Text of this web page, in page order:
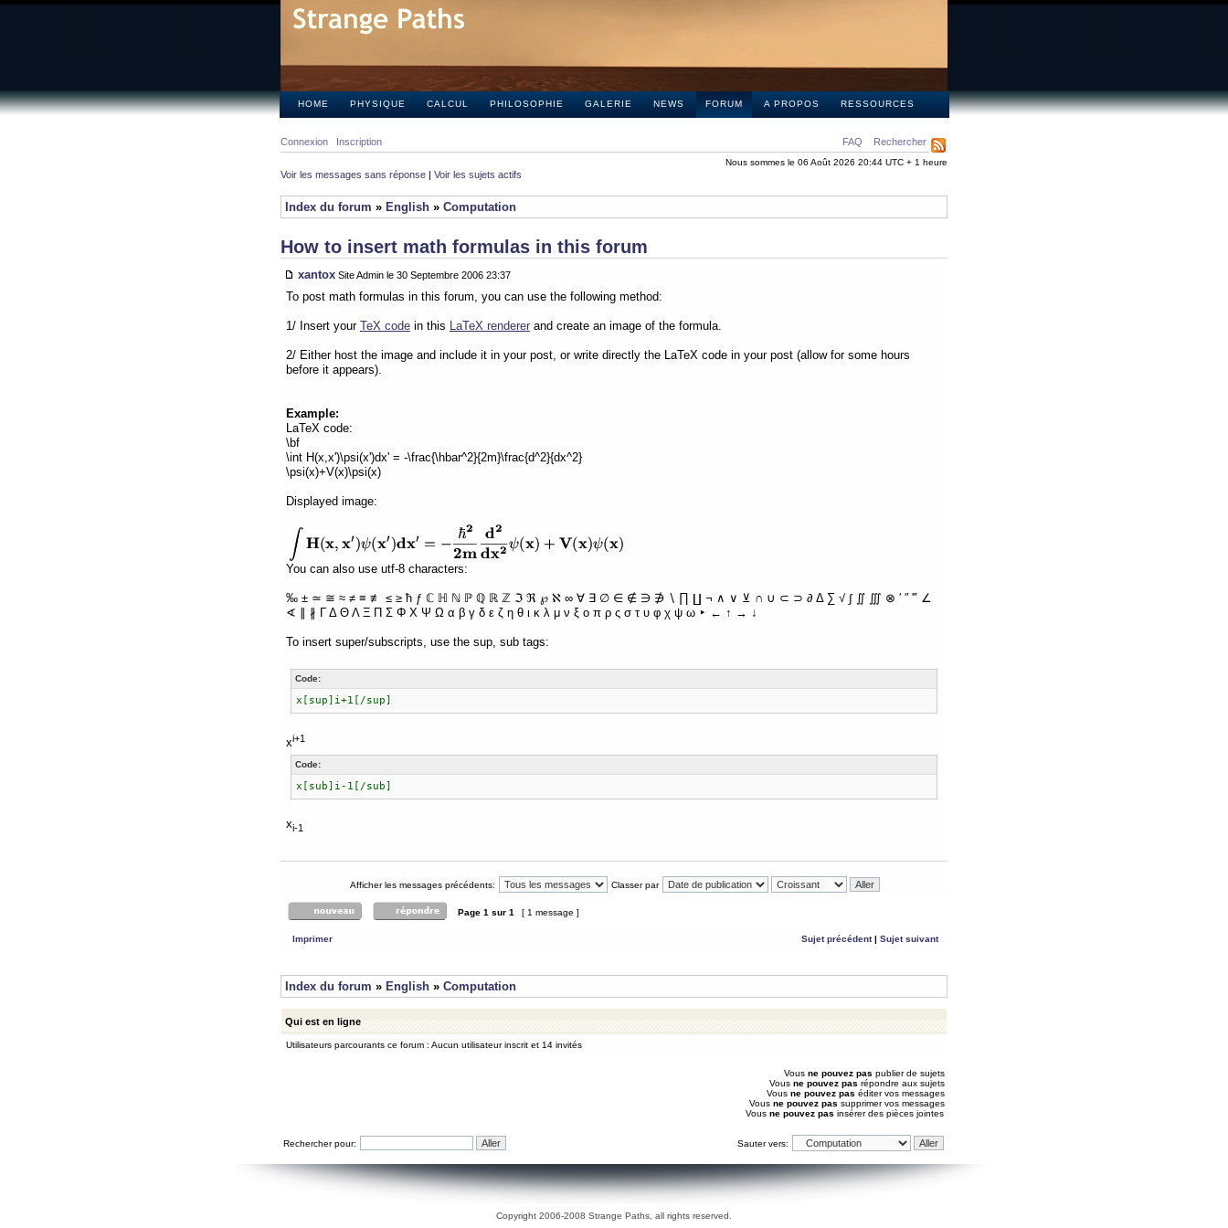
HOME PHYSIQUE CALCUL PHILOSOPHIE GALERIE NEWS FORUM A PROPOS RESSOURCES
FAQ Rechercher
Connexion Inscription
Nous sommes le 06 Août 2026 20:44 UTC + 1 heure
Voir les messages sans réponse | Voir les sujets actifs
Index du forum » English » Computation
How to insert math formulas in this forum
xantox Site Admin le 30 Septembre 2006 23:37
To post math formulas in this forum, you can use the following method:
1/ Insert your TeX code in this LaTeX renderer and create an image of the formula.
2/ Either host the image and include it in your post, or write directly the LaTeX code in your post (allow for some hours
before it appears).
Example:
LaTeX code:
\bf
\int H(x,x')\psi(x')dx' = -\frac{\hbar^2}{2m}\frac{d^2}{dx^2}
\psi(x)+V(x)\psi(x)
Displayed image:
You can also use utf-8 characters:
‰ ± ≃ ≅ ≈ ≠ ≡ ≢ ≤ ≥ ħ ƒ ℂ ℍ ℕ ℙ ℚ ℝ ℤ ℑ ℜ ℘ ℵ ∞ ∀ ∃ ∅ ∈ ∉ ∋ ∌ ∖ ∏ ∐ ¬ ∧ ∨ ⊻ ∩ ∪ ⊂ ⊃ ∂ Δ ∑ √ ∫ ∬ ∭ ⊗ ′ ″ ‴ ∠
∢ ∥ ∦ Γ Δ Θ Λ Ξ Π Σ Φ Χ Ψ Ω α β γ δ ε ζ η θ ι κ λ μ ν ξ ο π ρ ς σ τ υ φ χ ψ ω ‣ ← ↑ → ↓
To insert super/subscripts, use the sup, sub tags:
Code:
x[sup]i+1[/sup]
xi+1
Code:
x[sub]i-1[/sub]
xi-1
Afficher les messages précédents: Classer par
Page 1 sur 1 [ 1 message ]
Imprimer Sujet précédent| Sujet suivant
Index du forum » English » Computation
Qui est en ligne
Utilisateurs parcourants ce forum : Aucun utilisateur inscrit et 14 invités
Vous ne pouvez pas publier de sujets
Vous ne pouvez pas répondre aux sujets
Vous ne pouvez pas éditer vos messages
Vous ne pouvez pas supprimer vos messages
Vous ne pouvez pas insérer des pièces jointes
Rechercher pour: Sauter vers:
Copyright 2006-2008 Strange Paths, all rights reserved.